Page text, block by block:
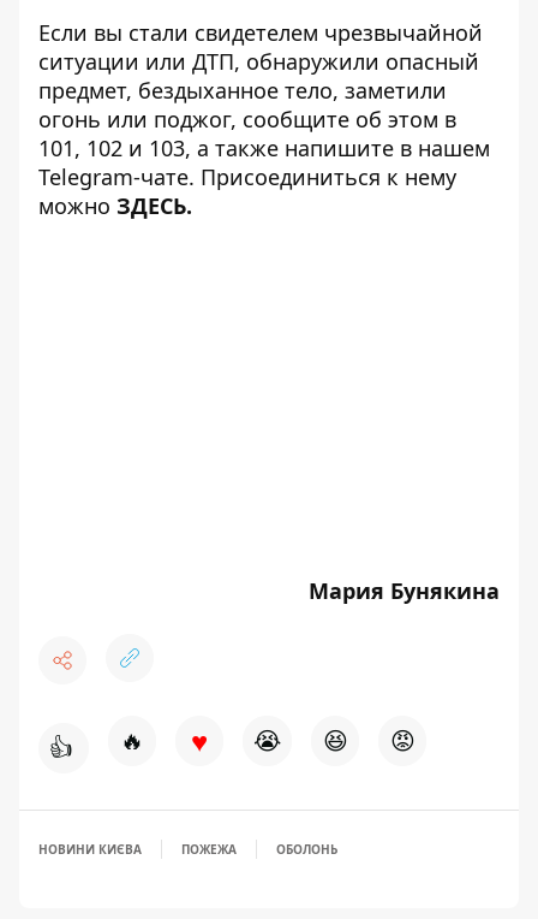
Если вы стали свидетелем чрезвычайной
ситуации или ДТП, обнаружили опасный
предмет, бездыханное тело, заметили
огонь или поджог, сообщите об этом в
101, 102 и 103, а также напишите в нашем
Telegram-чате. Присоединиться к нему
можно ЗДЕСЬ.
Мария Бунякина
👍 🔥 ♥ 😭 😆 😡
НОВИНИ КИЄВА ПОЖЕЖА ОБОЛОНЬ